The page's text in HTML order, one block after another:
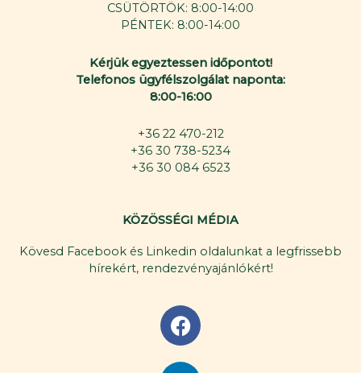
CSÜTÖRTÖK: 8:00-14:00
PÉNTEK: 8:00-14:00
Kérjük egyeztessen időpontot!
Telefonos ügyfélszolgálat naponta:
8:00-16:00
+36 22 470-212
+36 30 738-5234
+36 30 084 6523
KÖZÖSSÉGI MÉDIA
Kövesd Facebook és Linkedin oldalunkat a legfrissebb
hírekért, rendezvényajánlókért!
F
a